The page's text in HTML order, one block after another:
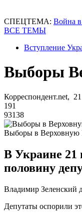
СПЕЦТЕМА: Война
ВСЕ ТЕМЫ
Вступление
Выборы
Корреспондент.net,
191
93138
Выборы в Верховную
В Украине 21
половину
Владимир Зеленский
Депутаты оспорили